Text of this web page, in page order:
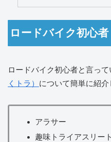
ロードバイク初心者
ロードバイク初心者と言って
くトラ） について簡単に紹介
アラサー
趣味トライアスリート